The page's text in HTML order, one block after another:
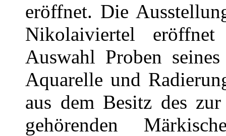
eröffnet. Die
Nikolaiviertel
Auswahl Proben
Aquarelle und
aus dem Besitz des
gehörenden